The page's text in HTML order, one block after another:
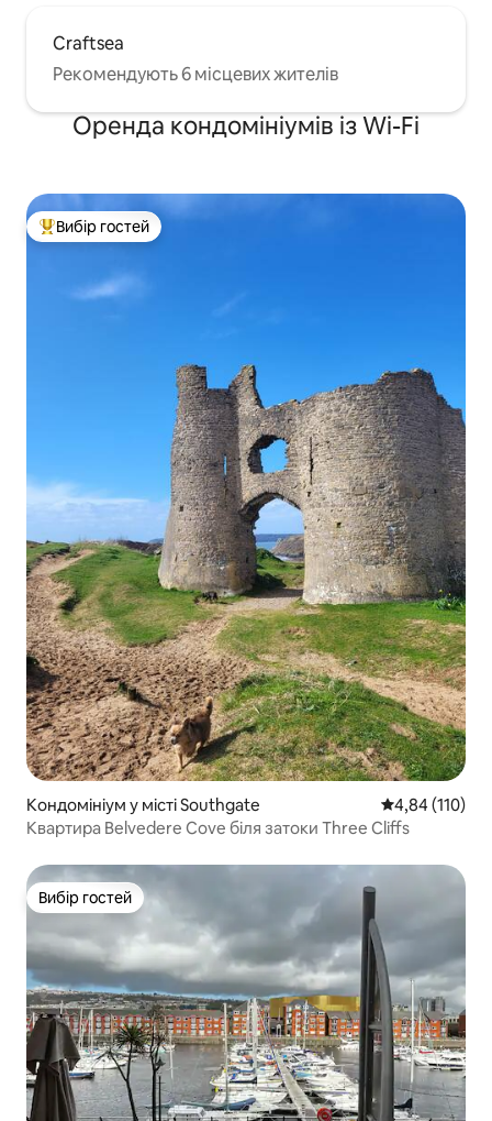
Craftsea
Рекомендують 6 місцевих жителів
Оренда кондомініумів із Wi-Fi
Топ вибір гостей
Вибір гостей
Кондомініум у місті Southgate Середня
4,84 (110)
Квартира Belvedere Cove біля затоки Three Cliffs
Вибір гостей
Вибір гостей